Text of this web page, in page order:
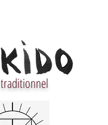
traditionnel